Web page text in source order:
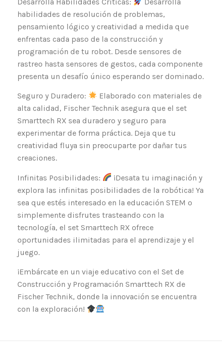
habilidades de resolución de problemas,
pensamiento lógico y creatividad a medida que
enfrentas cada paso de la construcción y
programación de tu robot. Desde sensores de
rastreo hasta sensores de gestos, cada componente
presenta un desafío único esperando ser dominado.
Seguro y Duradero:
Elaborado con materiales de
alta calidad, Fischer Technik asegura que el set
Smarttech RX sea duradero y seguro para
experimentar de forma práctica. Deja que tu
creatividad fluya sin preocuparte por dañar tus
creaciones.
Infinitas Posibilidades:
¡Desata tu imaginación y
explora las infinitas posibilidades de la robótica! Ya
sea que estés interesado en la educación STEM o
simplemente disfrutes trasteando con la
tecnología, el set Smarttech RX ofrece
oportunidades ilimitadas para el aprendizaje y el
juego.
¡Embárcate en un viaje educativo con el Set de
Construcción y Programación Smarttech RX de
Fischer Technik, donde la innovación se encuentra
con la exploración!